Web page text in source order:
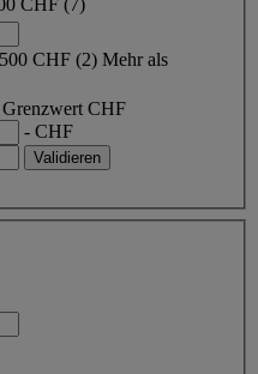
CHF (7)
CHF (2) Mehr als
CHF
- CHF